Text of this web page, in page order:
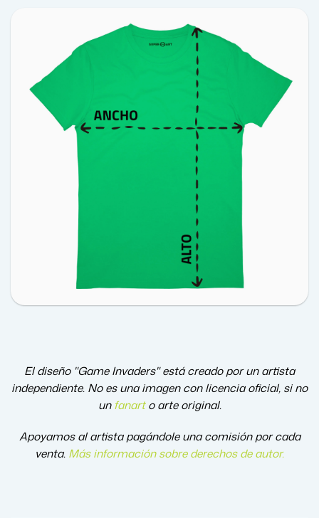
El diseño "Game Invaders" está creado por un artista
independiente. No es una imagen con licencia oficial, si no
unfanart o arte original.
Apoyamos al artista pagándole una comisión por cada
venta. Más información sobre derechos de autor.